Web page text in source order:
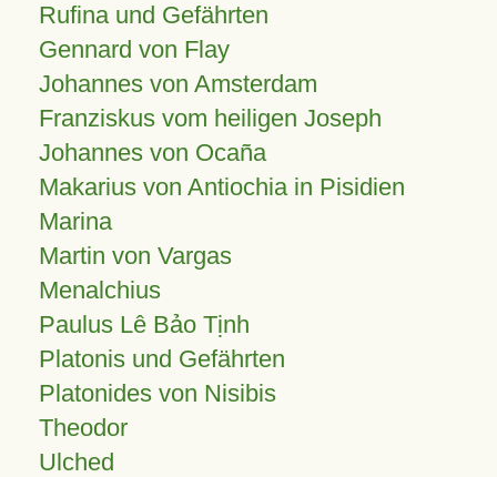
Rufina und Gefährten
Gennard von Flay
Johannes von Amsterdam
Franziskus vom heiligen Joseph
Johannes von Ocaña
Makarius von Antiochia in Pisidien
Marina
Martin von Vargas
Menalchius
Paulus Lê Bảo Tịnh
Platonis und Gefährten
Platonides von Nisibis
Theodor
Ulched